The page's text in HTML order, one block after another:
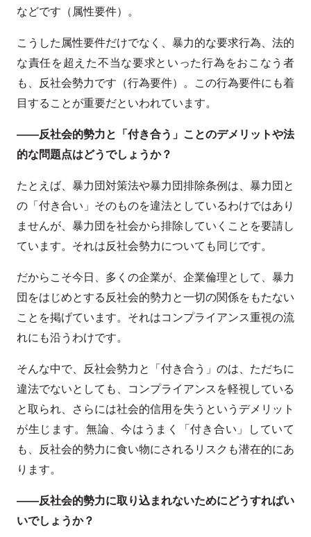
などです（属性要件）。
こうした属性要件だけでなく、暴力的な要求行為、法的
な責任を超えた不当な要求といった行為をおこなう者
も、反社会勢力です（行為要件）。この行為要件にも着
目することが重要だといわれています。
――反社会的勢力と「付き合う」ことのデメリットや法
的な問題点はどうでしょうか？
たとえば、暴力団対策法や暴力団排除条例は、暴力団と
の「付き合い」そのものを違法としているわけではあり
ませんが、暴力団を社会から排除していくことを要請し
ています。それは反社会勢力についても同じです。
だからこそ今日、多くの企業が、企業倫理として、暴力
団をはじめとする反社会的勢力と一切の関係をもたない
ことを掲げています。それはコンプライアンス重視の流
れにも沿うわけです。
そんな中で、反社会勢力と「付き合う」のは、ただちに
違法でないとしても、コンプライアンスを軽視している
と取られ、さらには社会的信用を失うというデメリット
が生じます。無論、今はうまく「付き合い」していて
も、反社会的勢力に食い物にされるリスクも潜在的にあ
ります。
――反社会的勢力に取り込まれないためにどうすればい
いでしょうか？